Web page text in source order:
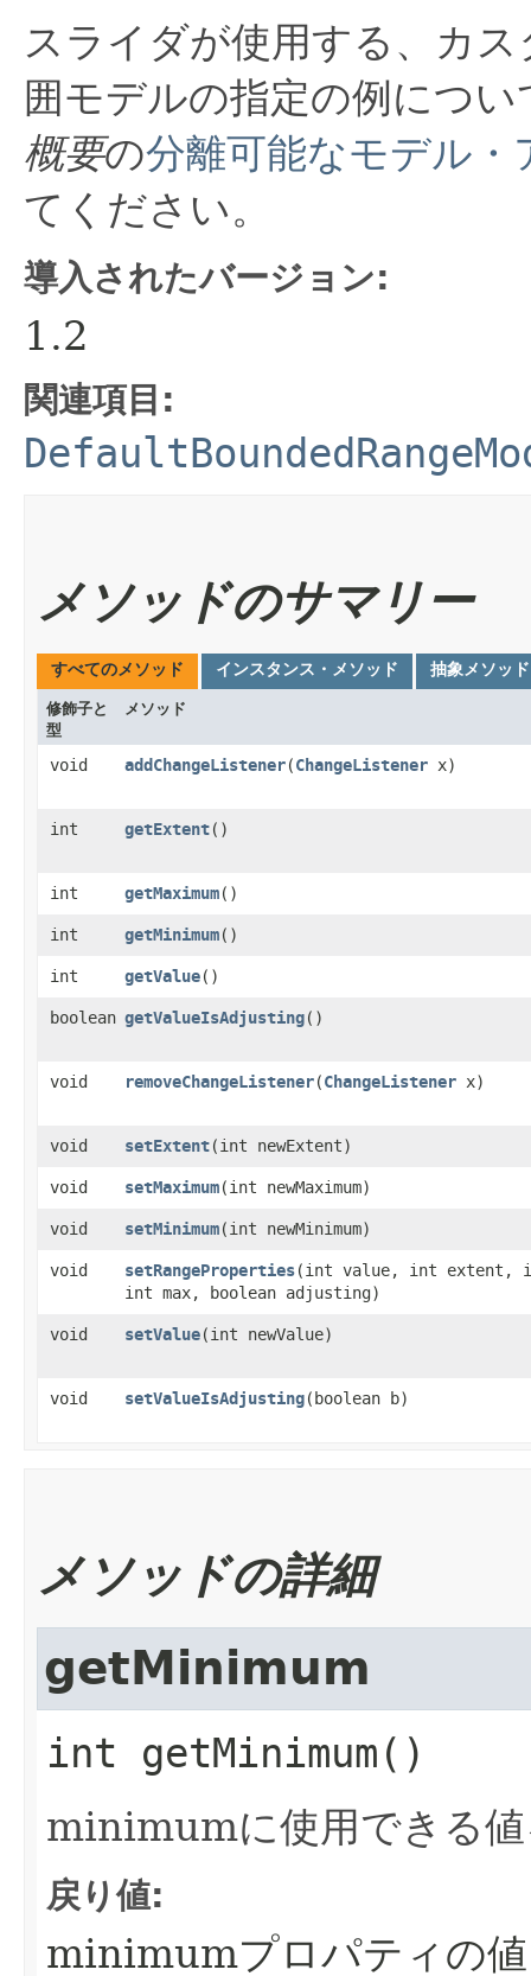
スライダが使用する、カ
囲モデルの指定の例につい
概要の分離可能なモデル・
てください。
導入されたバージョン:
1.2
関連項目:
メソッドのサマリー
すべてのメソッド インスタンス・メソッド 抽象メソッド
修飾子と
型
メソッド
void addChangeListener​(ChangeListener x)
int getExtent()
int getMaximum()
int getMinimum()
int getValue()
boolean getValueIsAdjusting()
void removeChangeListener​(ChangeListener x)
void setExtent​(int newExtent)
void setMaximum​(int newMaximum)
void setMinimum​(int newMinimum)
void setRangeProperties​(int value, int extent,
int max, boolean adjusting)
void setValue​(int newValue)
void setValueIsAdjusting​(boolean b)
メソッドの詳細
getMinimum
int getMinimum()
minimumに使用できる
戻り値:
minimumプロパティの値